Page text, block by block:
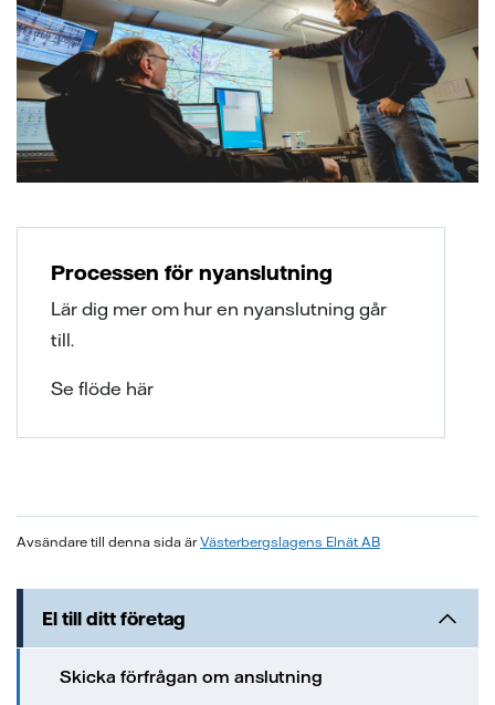
Processen för nyanslutning
Lär dig mer om hur en nyanslutning går
till.
Se flöde här
Avsändare till denna sida ärVästerbergslagens Elnät AB
El till ditt företag
Skicka förfrågan om anslutning